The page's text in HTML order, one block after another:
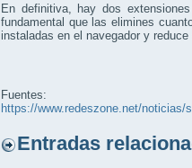
En definitiva, hay dos
fundamental que las elimines
instaladas en el navegador y
Fuentes:
https://www.redeszone.net/noticias/
Entradas